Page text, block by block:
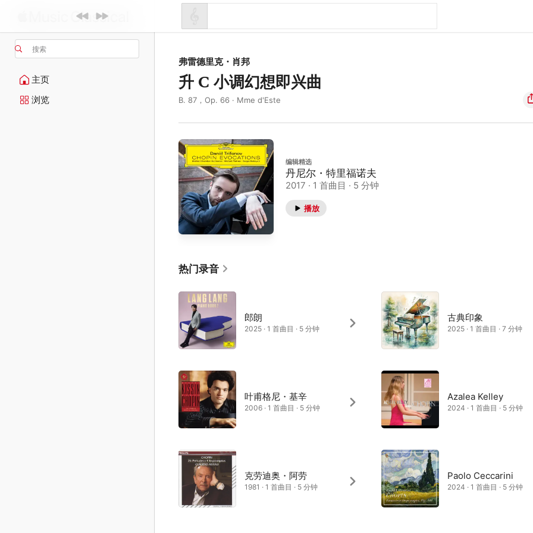
搜索
主页
浏览
弗雷德里克・肖邦
升 C 小调幻想即兴曲
B. 87，Op. 66 · Mme d'Este
编辑精选
丹尼尔・特里福诺夫
2017 · 1 首曲目 · 5 分钟
播放
热门录音
郎朗
2025 · 1 首曲目 · 5 分钟
叶甫格尼・基辛
2006 · 1 首曲目 · 5 分钟
克劳迪奥・阿劳
1981 · 1 首曲目 · 5 分钟
古典印象
2025 · 1 首曲目 · 7 分钟
Azalea Kelley
2024 · 1 首曲目 · 5 分钟
Paolo Ceccarini
2024 · 1 首曲目 · 5 分钟